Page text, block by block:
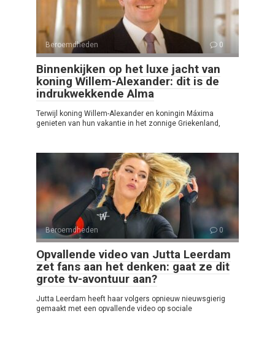
Beroemdheden 0
Binnenkijken op het luxe jacht van
koning Willem-Alexander: dit is de
indrukwekkende Alma
Terwijl koning Willem-Alexander en koningin Máxima
genieten van hun vakantie in het zonnige Griekenland,
Beroemdheden 0
Opvallende video van Jutta Leerdam
zet fans aan het denken: gaat ze dit
grote tv-avontuur aan?
Jutta Leerdam heeft haar volgers opnieuw nieuwsgierig
gemaakt met een opvallende video op sociale